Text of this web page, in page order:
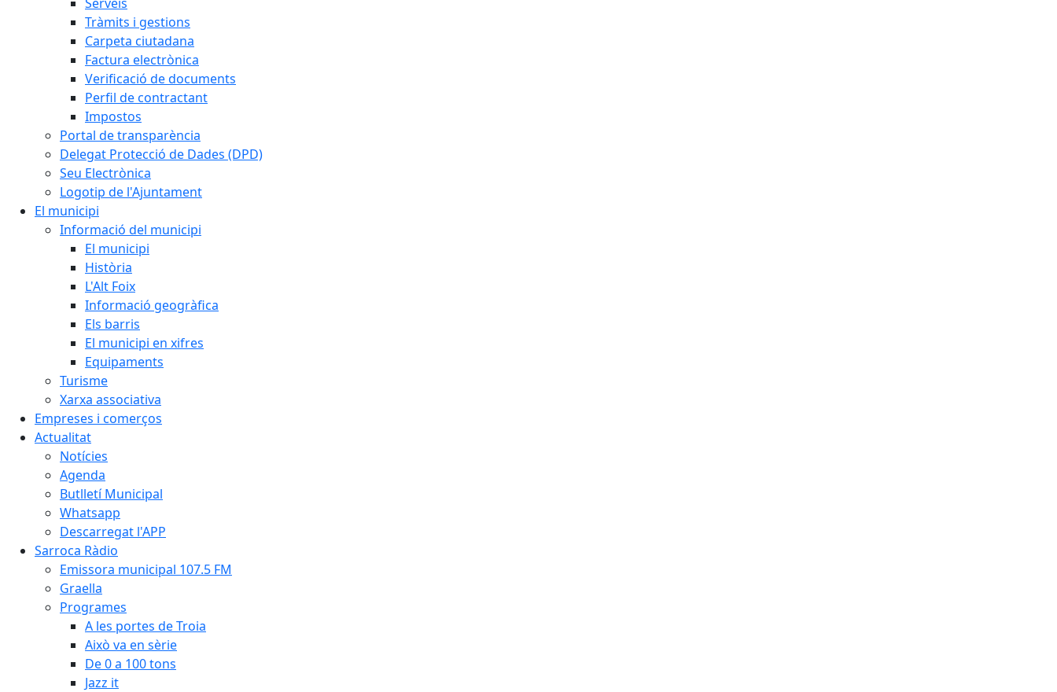
Tràmits i gestions
Carpeta ciutadana
Factura electrònica
Verificació de documents
Perfil de contractant
Impostos
Portal de transparència
Delegat Protecció de Dades (DPD)
Seu Electrònica
Logotip de l'Ajuntament
El municipi
Informació del municipi
El municipi
Història
L'Alt Foix
Informació geogràfica
Els barris
El municipi en xifres
Equipaments
Turisme
Xarxa associativa
Empreses i comerços
Actualitat
Notícies
Agenda
Butlletí Municipal
Whatsapp
Descarregat l'APP
Sarroca Ràdio
Emissora municipal 107.5 FM
Graella
Programes
A les portes de Troia
Això va en sèrie
De 0 a 100 tons
Jazz it